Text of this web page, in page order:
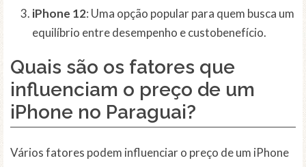
iPhone 12: Uma opção popular para quem busca um
equilíbrio entre desempenho e custobenefício.
Quais são os fatores que
influenciam o preço de um
iPhone no Paraguai?
Vários fatores podem influenciar o preço de um iPhone